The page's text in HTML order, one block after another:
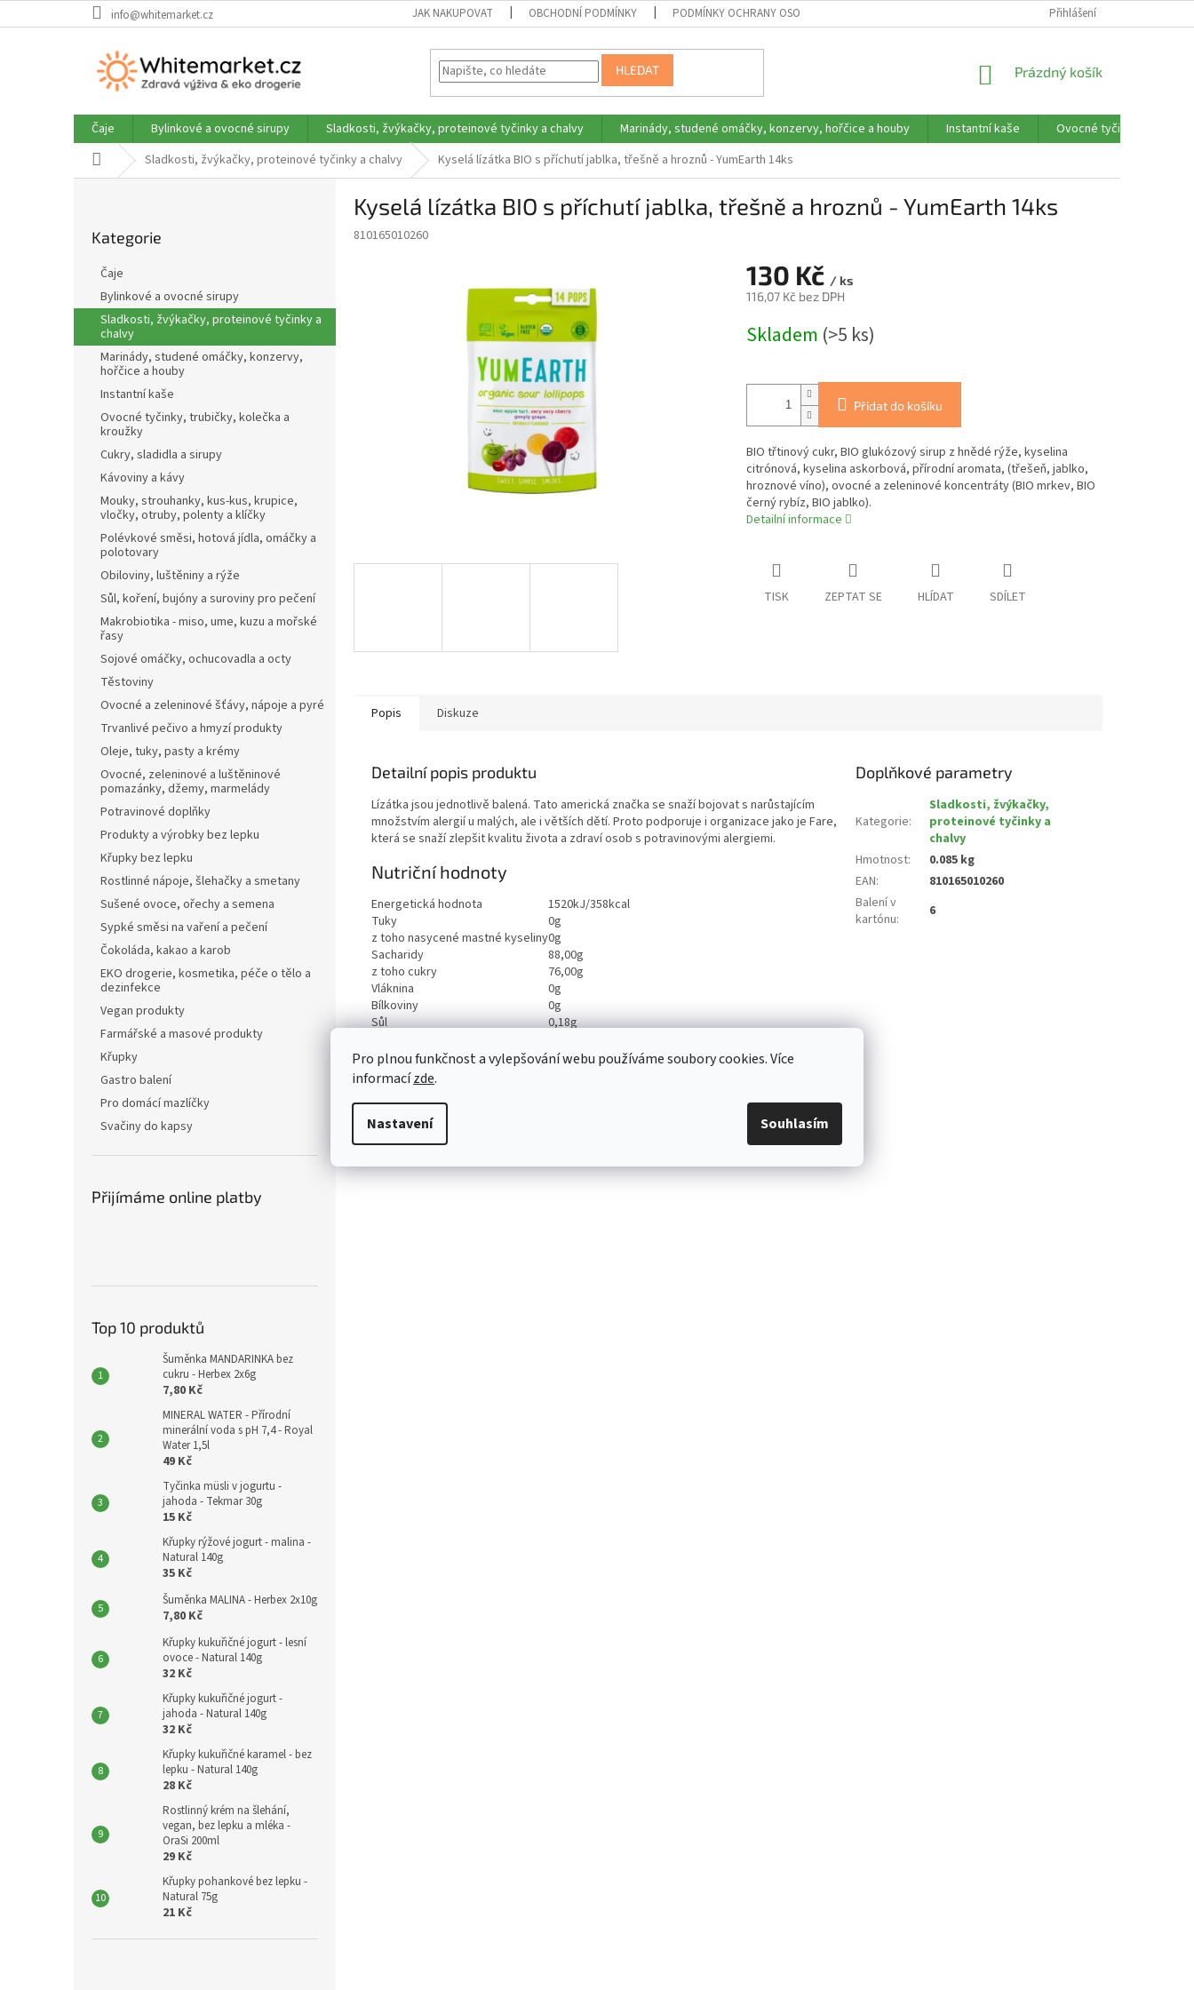
Pro plnou funkčnost a vylepšování webu používáme soubory cookies. Více
informacízde.
Nastavení Souhlasím
na
info@whitemarket.cz JAK NAKUPOVAT OBCHODNÍ PODMÍNKY PODMÍNKY OCHRANY OSOBNÍCH ÚDAJŮ Přihlášení
HLEDAT
NÁKUPNÍ
Prázdný košík
Čaje Bylinkové a ovocné sirupy Sladkosti, žvýkačky, proteinové tyčinky a chalvy Marinády, studené omáčky, konzervy, hořčice a houby Instantní kaše
Ovocné tyčinky,
Domů Sladkosti, žvýkačky, proteinové tyčinky a chalvy Kyselá lízátka BIO s příchutí jablka, třešně a hroznů - YumEarth 14ks
n
í
kategorie
Kategorie
Čaje
Bylinkové a ovocné sirupy
Sladkosti, žvýkačky, proteinové tyčinky a
chalvy
Marinády, studené omáčky, konzervy,
hořčice a houby
Instantní kaše
Ovocné tyčinky, trubičky, kolečka a
kroužky
Cukry, sladidla a sirupy
Kávoviny a kávy
Mouky, strouhanky, kus-kus, krupice,
vločky, otruby, polenty a klíčky
Polévkové směsi, hotová jídla, omáčky a
polotovary
Obiloviny, luštěniny a rýže
Sůl, koření, bujóny a suroviny pro pečení
Makrobiotika - miso, ume, kuzu a mořské
řasy
Sojové omáčky, ochucovadla a octy
Těstoviny
Ovocné a zeleninové šťávy, nápoje a pyré
Trvanlivé pečivo a hmyzí produkty
Oleje, tuky, pasty a krémy
Ovocné, zeleninové a luštěninové
pomazánky, džemy, marmelády
Potravinové doplňky
Produkty a výrobky bez lepku
Křupky bez lepku
Rostlinné nápoje, šlehačky a smetany
Sušené ovoce, ořechy a semena
Sypké směsi na vaření a pečení
Čokoláda, kakao a karob
EKO drogerie, kosmetika, péče o tělo a
dezinfekce
Vegan produkty
Farmářské a masové produkty
Křupky
Gastro balení
Pro domácí mazlíčky
Svačiny do kapsy
Přijímáme online platby
Top 10 produktů
Šuměnka MANDARINKA bez
cukru - Herbex 2x6g
7,80 Kč
MINERAL WATER - Přírodní
minerální voda s pH 7,4 - Royal
Water 1,5l
49 Kč
Tyčinka müsli v jogurtu -
jahoda - Tekmar 30g
15 Kč
Křupky rýžové jogurt - malina -
Natural 140g
35 Kč
Šuměnka MALINA - Herbex 2x10g
7,80 Kč
Křupky kukuřičné jogurt - lesní
ovoce - Natural 140g
32 Kč
Křupky kukuřičné jogurt -
jahoda - Natural 140g
32 Kč
Křupky kukuřičné karamel - bez
lepku - Natural 140g
28 Kč
Rostlinný krém na šlehání,
vegan, bez lepku a mléka -
OraSi 200ml
29 Kč
Křupky pohankové bez lepku -
Natural 75g
21 Kč
Kyselá lízátka BIO s příchutí jablka, třešně a hroznů - YumEarth 14ks
810165010260
130 Kč / ks
116,07 Kč bez DPH
cena:
Skladem (>5 ks)
Přidat do košíku
BIO třtinový cukr, BIO glukózový sirup z hnědé rýže, kyselina
citrónová, kyselina askorbová, přírodní aromata, (třešeň, jablko,
hroznové víno), ovocné a zeleninové koncentráty (BIO mrkev, BIO
černý rybíz, BIO jablko).
Detailní informace
TISK ZEPTAT SE HLÍDAT SDÍLET
Popis Diskuze
Detailní popis produktu
Lízátka jsou jednotlivě balená. Tato americká značka se snaží bojovat s narůstajícím
množstvím alergií u malých, ale i větších dětí. Proto podporuje i organizace jako je Fare,
která se snaží zlepšit kvalitu života a zdraví osob s potravinovými alergiemi.
Nutriční hodnoty
Energetická hodnota
1520kJ/358kcal
Tuky
0g
z toho nasycené mastné kyseliny0g
Sacharidy
88,00g
z toho cukry
76,00g
Vláknina
0g
Bílkoviny
0g
Sůl
0,18g
Doplňkové parametry
Kategorie:
Sladkosti, žvýkačky,
proteinové tyčinky a
chalvy
Hmotnost:
0.085 kg
EAN:
810165010260
Balení v
kartónu: 6